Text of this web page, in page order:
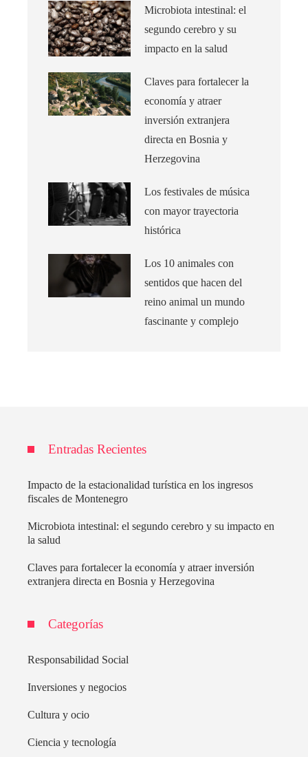
Microbiota intestinal: el
segundo cerebro y su
impacto en la salud
Claves para fortalecer la
economía y atraer
inversión extranjera
directa en Bosnia y
Herzegovina
Los festivales de música
con mayor trayectoria
histórica
Los 10 animales con
sentidos que hacen del
reino animal un mundo
fascinante y complejo
Entradas Recientes
Impacto de la estacionalidad turística en los ingresos
fiscales de Montenegro
Microbiota intestinal: el segundo cerebro y su impacto en
la salud
Claves para fortalecer la economía y atraer inversión
extranjera directa en Bosnia y Herzegovina
Categorías
Responsabilidad Social
Inversiones y negocios
Cultura y ocio
Ciencia y tecnología